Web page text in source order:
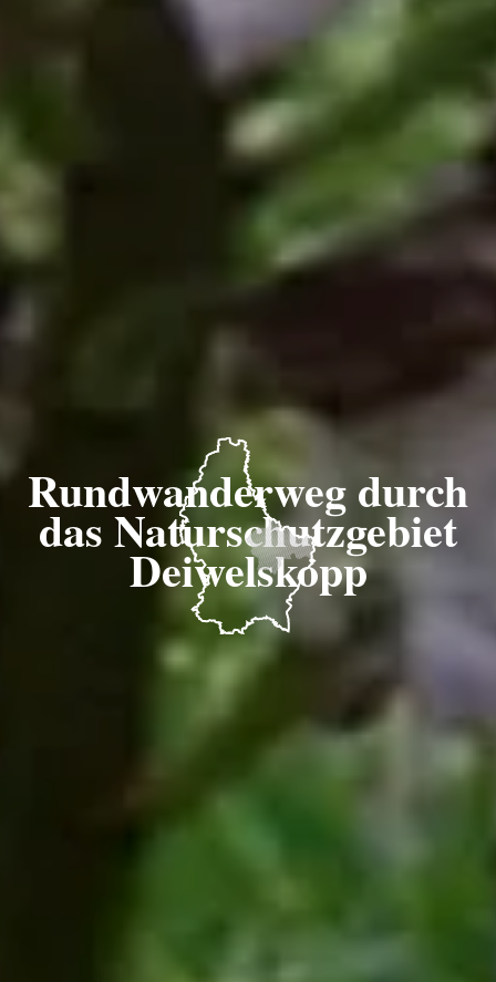
Rundwanderweg durch
das Naturschutzgebiet
Deiwelskopp